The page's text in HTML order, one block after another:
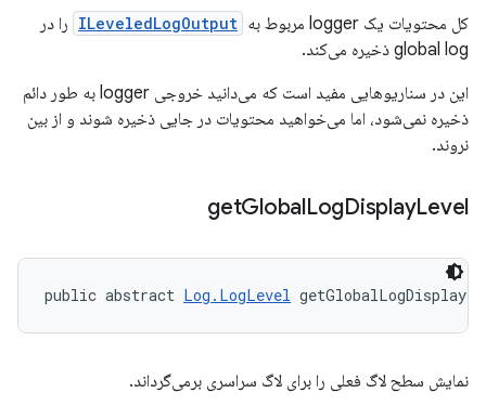
کل محتویات یک logger مربوط به ILeveledLogOutput را در
global log ذخیره می‌کند.
این در سناریوهایی مفید است که می‌دانید خروجی logger به طور دائم
ذخیره نمی‌شود، اما می‌خواهید محتویات در جایی ذخیره شوند و از بین
نروند.
getGlobalLogDisplayLevel
public abstract Log.LogLevel
نمایش سطح لاگ فعلی را برای لاگ سراسری برمی‌گرداند.